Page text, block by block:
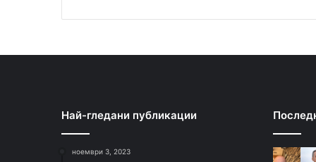
“
п
о
а
Най-гледани публикации
ноември 3, 2023